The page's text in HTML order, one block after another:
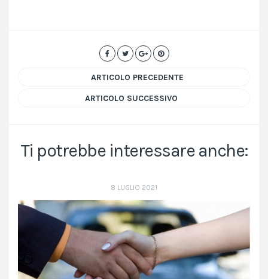
ARTICOLO PRECEDENTE
ARTICOLO SUCCESSIVO
Ti potrebbe interessare anche:
8 LUGLIO 2021